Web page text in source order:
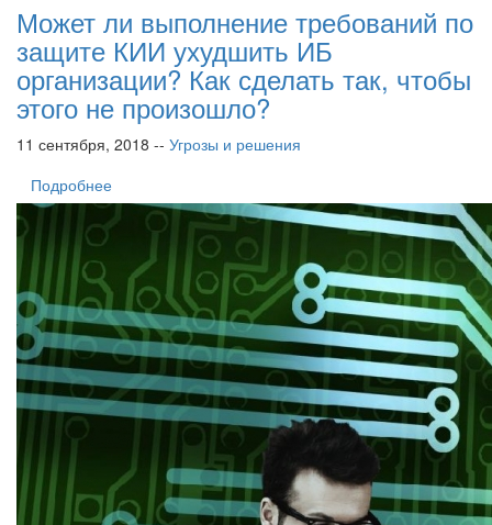
Может ли выполнение требований по
защите КИИ ухудшить ИБ
организации? Как сделать так, чтобы
этого не произошло?
11 сентября, 2018 -- Угрозы и решения
Подробнее